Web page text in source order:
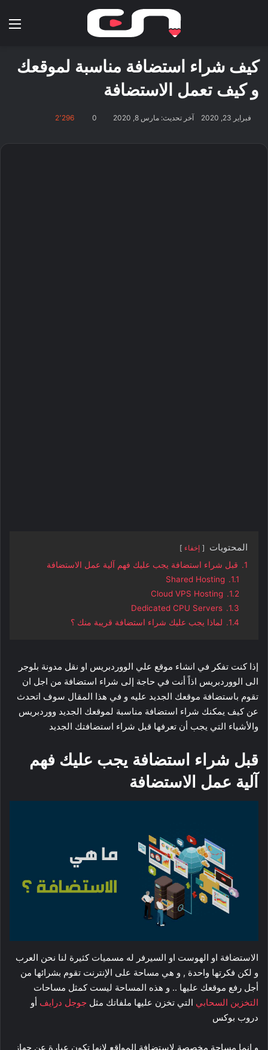
كيف شراء استضافة مناسبة لموقعك
و كيف تعمل الاستضافة
فبراير 23, 2020 آخر تحديث: مارس 8, 2020 0 2٬296
المحتويات إخفاء
1.
قبل شراء استضافة يجب عليك فهم آلية عمل الاستضافة
1.1.
Shared Hosting
1.2.
Cloud VPS Hosting
1.3.
Dedicated CPU Servers
1.4.
لماذا يجب عليك شراء استضافة قريبة منك ؟
إذا كنت تفكر في انشاء موقع علي الووردبريس او نقل مدونة بلوجر
الى الووردبريس اذاً أنت في حاجة إلى شراء استضافة من اجل ان
تقوم باستضافة موقعك الجديد عليه و في هذا المقال سوف اتحدث
عن كيف يمكنك شراء استضافة مناسبة لموقعك الجديد ووردبريس
والأشياء التي يجب أن تعرفها قبل شراء استضافتك الجديد
قبل شراء استضافة يجب عليك فهم
آلية عمل الاستضافة
الاستضافة او الهوست او السيرفر له مسميات كثيرة لنا نحن العرب
و لكن فكرتها واحدة , و هي مساحة على الإنترنت تقوم بشرائها من
أجل رفع موقعك عليها .. و هذه المساحة ليست كمثل مساحات
التخزين السحابي التي تخزن عليها ملفاتك مثل جوجل درايف أو
دروب بوكس
و إنما مساحة مخصصة لاستضافة المواقع لانها تكون عبارة عن جهاز